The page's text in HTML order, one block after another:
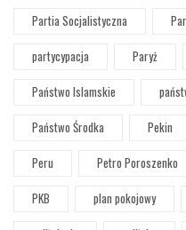
Partia Socjalistyczna
partycypacja
Paryż
Państwo Islamskie
Państwo Środka
Pekin
Peru
Petro Poroszenko
PKB
plan pokojowy